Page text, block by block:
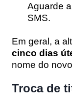
Aguarde
SMS.
Em geral, a
cinco dias
nome do
Troca de